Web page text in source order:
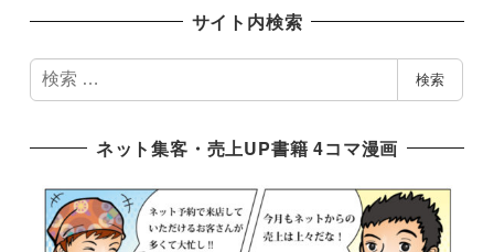
サイト内検索
索
検索
ネット集客・売上UP書籍 4コマ漫画